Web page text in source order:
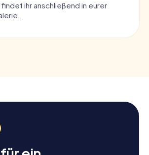
findet ihr anschließend in eurer